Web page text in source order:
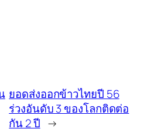
ยอดส่งออกข้าวไทยปี 56
ร่วงอันดับ 3 ของโลกติดต่อ
กัน 2 ปี →